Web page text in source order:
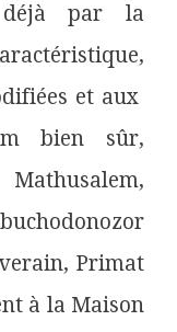
déjà par la
et aux
bien sûr,
Primat
à la Maison